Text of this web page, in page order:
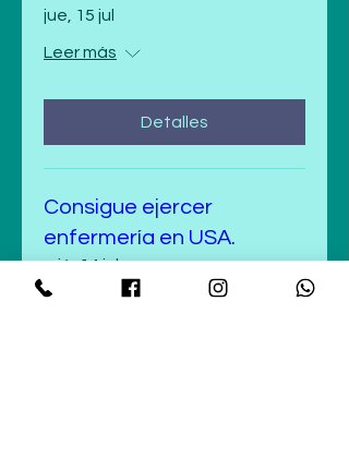
jue, 15 jul
Leer más
Detalles
Consigue ejercer
enfermería en USA.
mié, 14 jul
Leer más